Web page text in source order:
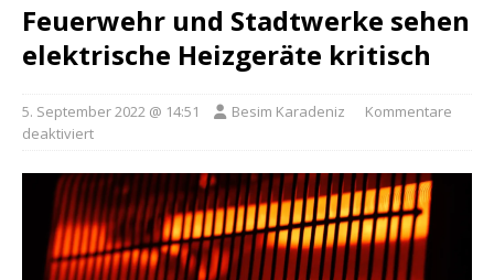
Feuerwehr und Stadtwerke sehen
elektrische Heizgeräte kritisch
5. September 2022 @ 14:51 Besim Karadeniz
Kommentare
deaktiviert